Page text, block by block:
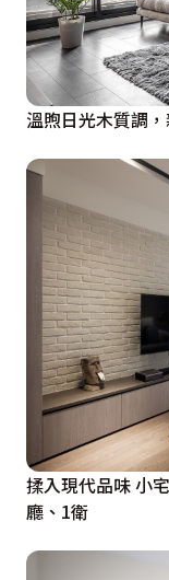
溫煦日光木質調
揉入現代品味 小
廳、1衛